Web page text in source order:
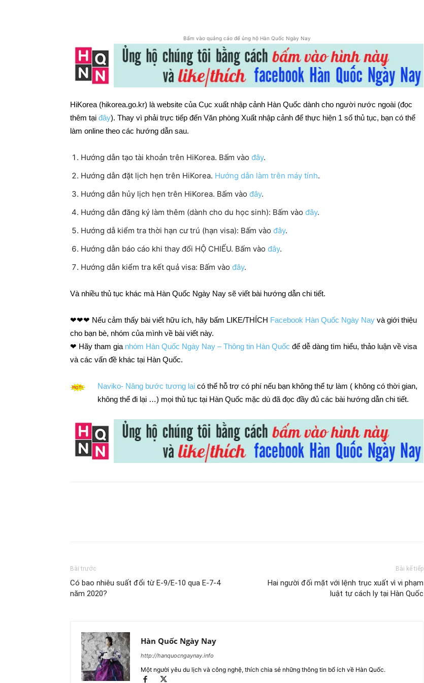
Bấm vào quảng cáo để ủng hộ Hàn Quốc Ngày Nay
HiKorea (hikorea.go.kr) là website của Cục xuất nhập cảnh Hàn Quốc dành cho người nước ngoài (đọc
thêm tại đây). Thay vì phải trực tiếp đến Văn phòng Xuất nhập cảnh để thực hiện 1 số thủ tục, bạn có thể
làm online theo các hướng dẫn sau.
Hướng dẫn tạo tài khoản trên HiKorea. Bấm vào đây.
Hướng dẫn đặt lịch hẹn trên HiKorea. Hướng dẫn làm trên máy tính.
Hướng dẫn hủy lịch hẹn trên HiKorea. Bấm vào đây.
Hướng dẫn đăng ký làm thêm (dành cho du học sinh): Bấm vào đây.
Hướng dẫ kiểm tra thời hạn cư trú (hạn visa): Bấm vào đây.
Hướng dẫn báo cáo khi thay đổi HỘ CHIẾU. Bấm vào đây.
Hướng dẫn kiểm tra kết quả visa: Bấm vào đây.
Và nhiều thủ tục khác mà Hàn Quốc Ngày Nay sẽ viết bài hướng dẫn chi tiết.
❤❤❤ Nếu cảm thấy bài viết hữu ích, hãy bấm LIKE/THÍCH Facebook Hàn Quốc Ngày Nay và giới thiệu
cho bạn bè, nhóm của mình về bài viết này.
❤ Hãy tham gia nhóm Hàn Quốc Ngày Nay – Thông tin Hàn Quốc để dễ dàng tìm hiểu, thảo luận về visa
và các vấn đề khác tại Hàn Quốc.
Naviko- Nâng bước tương lai có thể hỗ trợ có phí nếu bạn không thể tự làm ( không có thời gian,
không thể đi lại …) mọi thủ tục tại Hàn Quốc mặc dù đã đọc đầy đủ các bài hướng dẫn chi tiết.
Bài trước
Có bao nhiêu suất đổi từ E-9/E-10 qua E-7-4
năm 2020?
Bài kế tiếp
Hai người đối mặt với lệnh trục xuất vì vi phạm
luật tự cách ly tại Hàn Quốc
Hàn Quốc Ngày Nay
http://hanquocngaynay.info
Một người yêu du lịch và công nghệ, thích chia sẻ những thông tin bổ ích về Hàn Quốc.